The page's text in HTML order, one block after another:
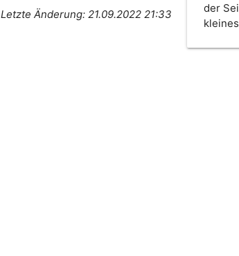
Letzte Änderung: 21.09.2022 21:33
der